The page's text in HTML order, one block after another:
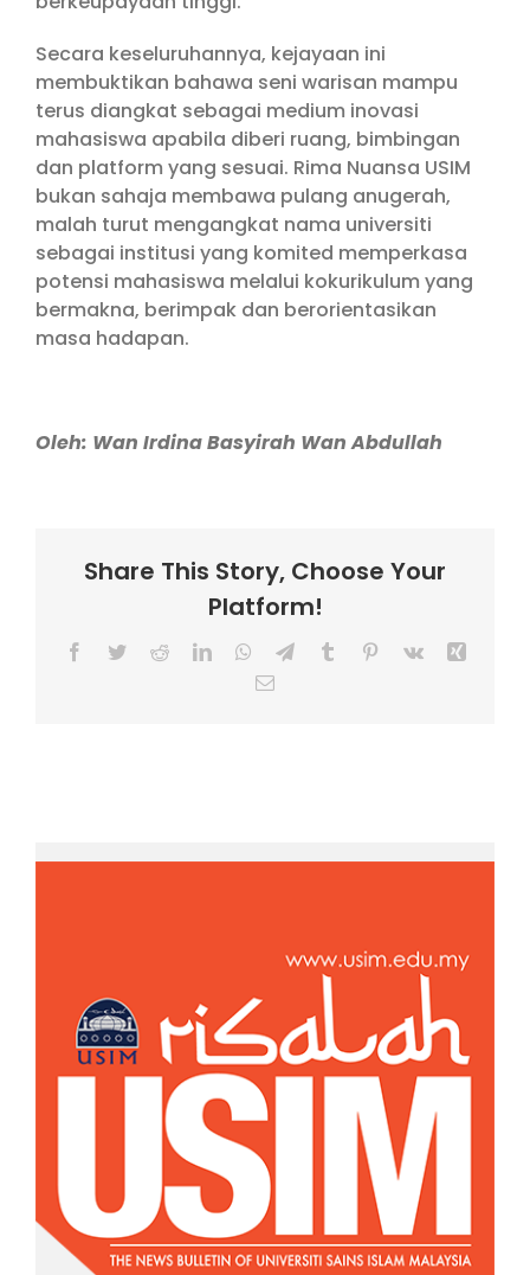
Secara keseluruhannya, kejayaan ini
membuktikan bahawa seni warisan mampu
terus diangkat sebagai medium inovasi
mahasiswa apabila diberi ruang, bimbingan
dan platform yang sesuai. Rima Nuansa USIM
bukan sahaja membawa pulang anugerah,
malah turut mengangkat nama universiti
sebagai institusi yang komited memperkasa
potensi mahasiswa melalui kokurikulum yang
bermakna, berimpak dan berorientasikan
masa hadapan.
Oleh: Wan Irdina Basyirah Wan Abdullah
Share This Story, Choose Your
Platform!
Facebook
TwitterRedditLinkedInWhatsApp
TelegramTumblr Pinterest
Vk
Email